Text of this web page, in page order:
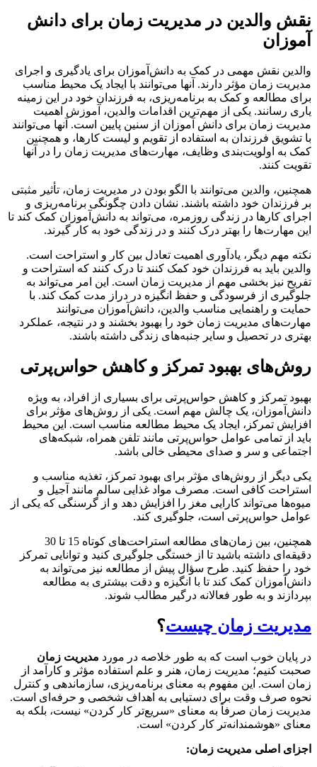
والدین در مدیریت زمان برای دانش
نقش مهمی در کمک به دانش‌آموزان برای یادگیری و اجرای
زمان مؤثر دارند. آنها می‌توانند با ایجاد یک محیط مناسب
مطالعه و کمک به برنامه‌ریزی، به فرزندان خود در این زمینه
رسانند. یکی از مهم‌ترین اقدامات والدین، آموزش اهمیت
زمان برای دانش آموزان از سنین پایین است. آنها می‌توانند
فرزندان به استفاده از تقویم و لیست کارها، و همچنین
به اولویت‌بندی وظایف، مهارت‌های مدیریت زمان را در آنها
کنند.
والدین می‌توانند با الگو بودن در مدیریت زمان، تأثیر مثبتی
خود داشته باشند. نشان دادن چگونگی برنامه‌ریزی و
کارها در زندگی روزمره، می‌تواند به دانش‌آموزان کمک کند تا
را بهتر درک کنند و در زندگی خود به کار گیرند.
مهم دیگر، یادآوری اهمیت تعادل بین کار و استراحت است.
باید به فرزندان خود کمک کنند تا درک کنند که استراحت و
نیز بخشی مهم از مدیریت زمان است. این امر می‌تواند به
از فرسودگی و حفظ انگیزه در دراز مدت کمک کند. با
و راهنمایی مناسب والدین، دانش‌آموزان می‌توانند
مدیریت زمان خود را بهبود بخشند و در نتیجه، عملکرد
در تحصیل و سایر جنبه‌های زندگی داشته باشند.
بهبود تمرکز و کاهش حواس‌پرتی
تمرکز و کاهش حواس‌پرتی برای بسیاری از افراد، به ویژه
یک چالش مهم است. یکی از روش‌های مؤثر برای
تمرکز، ایجاد یک محیط مطالعه مناسب است. این محیط
از تمامی عوامل حواس‌پرتی مانند تلفن همراه، شبکه‌های
و سر و صدای محیطی خالی باشد.
دیگر از روش‌های مؤثر برای بهبود تمرکز، تغذیه مناسب و
کافی است. مصرف مواد غذایی سالم مانند آجیل و
می‌تواند کارایی مغز را افزایش دهد و از گرسنگی که یکی از
حواس‌پرتی است، جلوگیری کند.
همچنین، بین زمان‌های مطالعه استراحت‌های کوتاه 15 تا 30
داشته باشید تا از خستگی جلوگیری کنید و توانایی تمرکز
را حفظ کنید. طرح سؤال پیش از مطالعه نیز می‌تواند به
کمک کند تا با انگیزه و دقت بیشتری به مطالعه
و به طور فعالانه درگیر مطالب شوند.
زمان چیست؟
خوب است که به طور خلاصه در موردمدیریت زمان
کنیم؛ مدیریت زمان، هنر و علم استفاده مؤثر و کارآمد از
است. این مفهوم به معنای برنامه‌ریزی، سازماندهی و کنترل
صرف وقت برای دستیابی به اهداف شخصی و حرفه‌ای است.
زمان صرفاً به معنای «سریع‌تر کار کردن» نیست، بلکه به
«هوشمندانه‌تر کار کردن» است.
اصلی مدیریت زمان: